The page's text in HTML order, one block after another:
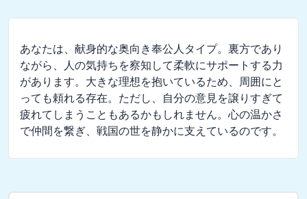
あなたは、献身的な奥向き奉公人タイプ。裏方であり
ながら、人の気持ちを察知して柔軟にサポートする力
があります。大きな理想を抱いているため、周囲にと
っても頼れる存在。ただし、自分の意見を譲りすぎて
疲れてしまうこともあるかもしれません。心の温かさ
で仲間を繋ぎ、戦国の世を静かに支えているのです。